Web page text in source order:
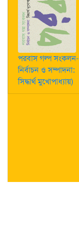
পরবাস গল্প সংকলন-
নির্বাচন ও সম্পাদনা:
সিদ্ধার্থ মুখোপাধ্যায়)